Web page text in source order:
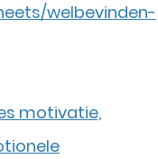
welbevinden-
motivatie,